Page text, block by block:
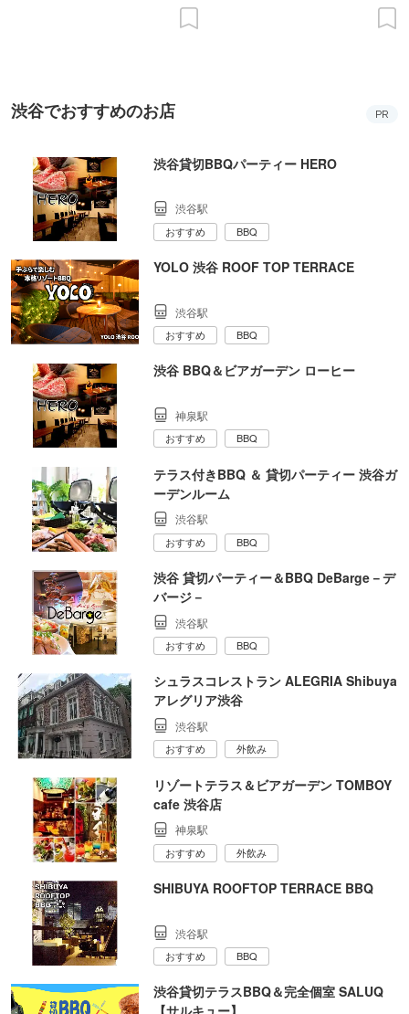
渋谷でおすすめのお店 PR
渋谷貸切BBQパーティー HERO
渋谷駅
おすすめ BBQ
YOLO 渋谷 ROOF TOP TERRACE
渋谷駅
おすすめ BBQ
渋谷 BBQ＆ビアガーデン ローヒー
神泉駅
おすすめ BBQ
テラス付きBBQ ＆ 貸切パーティー 渋谷ガ
ーデンルーム
渋谷駅
おすすめ BBQ
渋谷 貸切パーティー＆BBQ DeBarge－デ
バージ－
渋谷駅
おすすめ BBQ
シュラスコレストラン ALEGRIA Shibuya
アレグリア渋谷
渋谷駅
おすすめ 外飲み
リゾートテラス＆ビアガーデン TOMBOY
cafe 渋谷店
神泉駅
おすすめ 外飲み
SHIBUYA ROOFTOP TERRACE BBQ
渋谷駅
おすすめ BBQ
渋谷貸切テラスBBQ＆完全個室 SALUQ